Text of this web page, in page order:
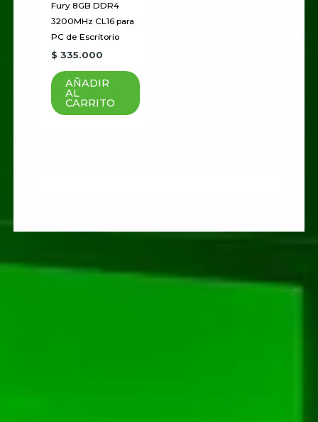
Fury 8GB DDR4
3200MHz CL16 para
PC de Escritorio
$ 335.000
AÑADIR
AL
CARRITO